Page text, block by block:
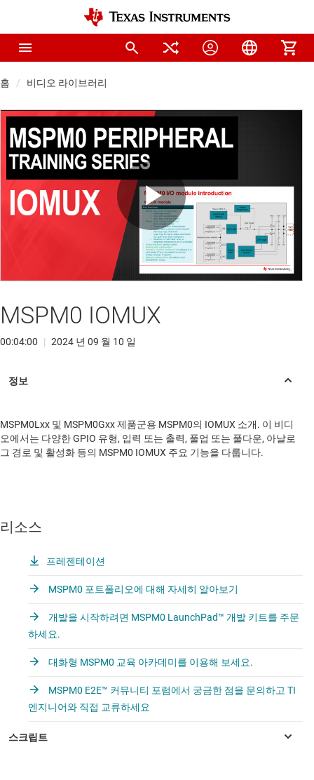
홈 비디오 라이브러리
Play
Video
MSPM0 IOMUX
00:04:00 | 2024 년 09 월 10 일
MSPM0Lxx 및 MSPM0Gxx 제품군용 MSPM0의 IOMUX 소개. 이 비디
오에서는 다양한 GPIO 유형, 입력 또는 출력, 풀업 또는 풀다운, 아날로
그 경로 및 활성화 등의 MSPM0 IOMUX 주요 기능을 다룹니다.
리소스
프레젠테이션
MSPM0 포트폴리오에 대해 자세히 알아보기
개발을 시작하려면 MSPM0 LaunchPad™ 개발 키트를 주문
하세요.
대화형 MSPM0 교육 아카데미를 이용해 보세요.
MSPM0 E2E™ 커뮤니티 포럼에서 궁금한 점을 문의하고 TI
엔지니어와 직접 교류하세요